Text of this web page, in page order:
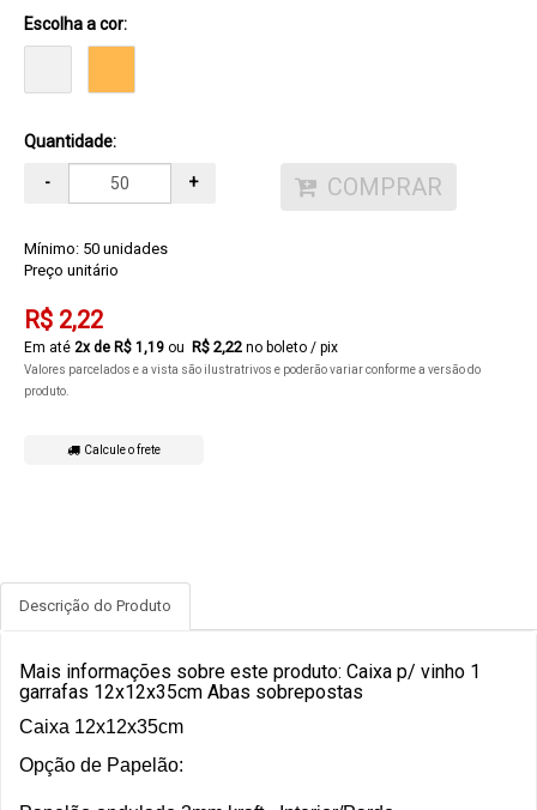
Escolha a cor:
Quantidade:
- + COMPRAR
Mínimo: 50 unidades
Preço unitário
R$ 2,22
2x de R$ 1,19 R$ 2,22 no boleto / pix
Valores parcelados e a vista são ilustratrivos e poderão variar conforme a versão do
produto.
Calcule o frete
Descrição do Produto
Mais informações sobre este produto: Caixa p/ vinho 1
garrafas 12x12x35cm Abas sobrepostas
Caixa 12x12x35cm
Opção de Papelão: